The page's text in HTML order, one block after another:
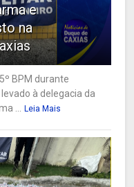
e
na
BPM durante
à delegacia da
...
Leia Mais